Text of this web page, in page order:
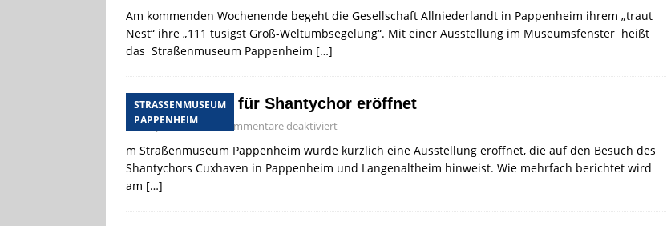
Am kommenden Wochenende begeht die Gesellschaft Allniederlandt in Pappenheim ihrem „traut
Nest“ ihre „111 tusigst Groß-Weltumbsegelung“. Mit einer Ausstellung im Museumsfenster heißt
das Straßenmuseum Pappenheim […]
STRASSENMUSEUM P
APPENHEIM
Ausstellung für Shantychor eröffnet
7. April 2016 Kommentare deaktiviert
m Straßenmuseum Pappenheim wurde kürzlich eine Ausstellung eröffnet, die auf den Besuch des
Shantychors Cuxhaven in Pappenheim und Langenaltheim hinweist. Wie mehrfach berichtet wird
am […]